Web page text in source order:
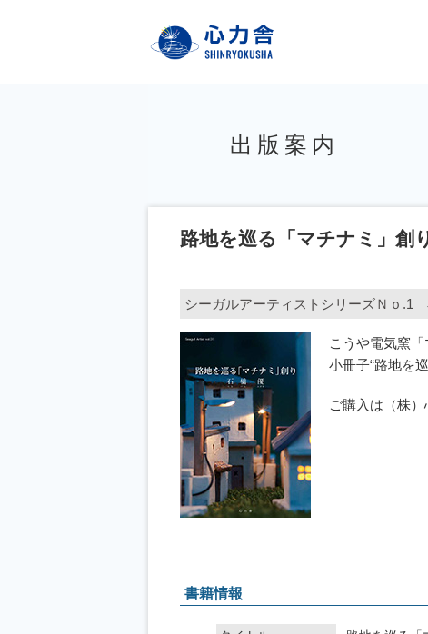
出版案内
路地を巡る「マチナミ」創
シーガルアーティストシリーズＮｏ.1
こうや電気窯
小冊子“路地を
ご購入は（株）
書籍情報